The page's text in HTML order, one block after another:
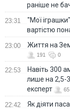
раніше не
23:31
"Мої
вартістю
23:00 Життя на
191 0
22:53
Навіть 300
лише на 2,5-3
експерт
65
22:42
Як діяти